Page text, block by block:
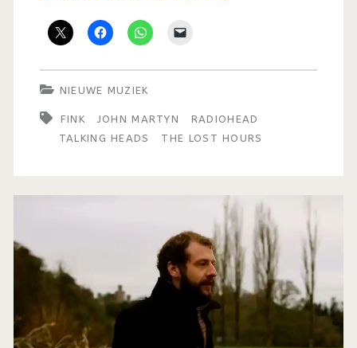
NIEUWE MUZIEK
FINK JOHN MARTYN
RADIOHEAD
TALKING HEADS
THE LOST HOURS